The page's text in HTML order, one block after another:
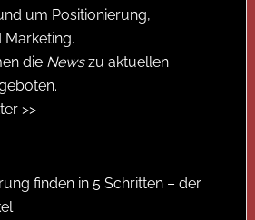
um Positionierung,
Marketing.
die Newszu aktuellen
>>
finden in 5 Schritten – der